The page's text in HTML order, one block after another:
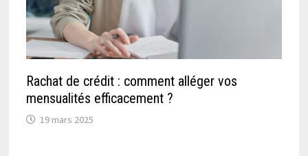
Rachat de crédit : comment alléger vos
mensualités efficacement ?
19 mars 2025